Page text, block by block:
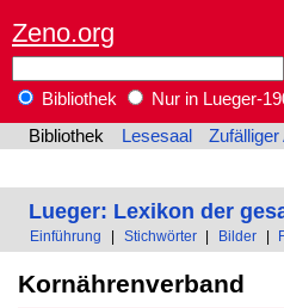
Zeno.org
Bibliothek
Nur in Lueger-
Bibliothek
Lesesaal Zufälliger
Lueger: Lexikon der
Einführung Stichwörter Bilder
Kornährenverband